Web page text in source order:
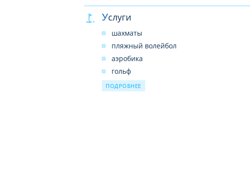
Услуги
шахматы
пляжный волейбол
аэробика
гольф
турецкая баня платно
ПОДРОБНЕЕ